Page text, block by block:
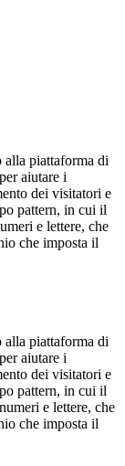
alla piattaforma di
aiutare i
dei visitatori e
pattern, in cui il
e lettere, che
che imposta il
alla piattaforma di
aiutare i
dei visitatori e
pattern, in cui il
e lettere, che
che imposta il